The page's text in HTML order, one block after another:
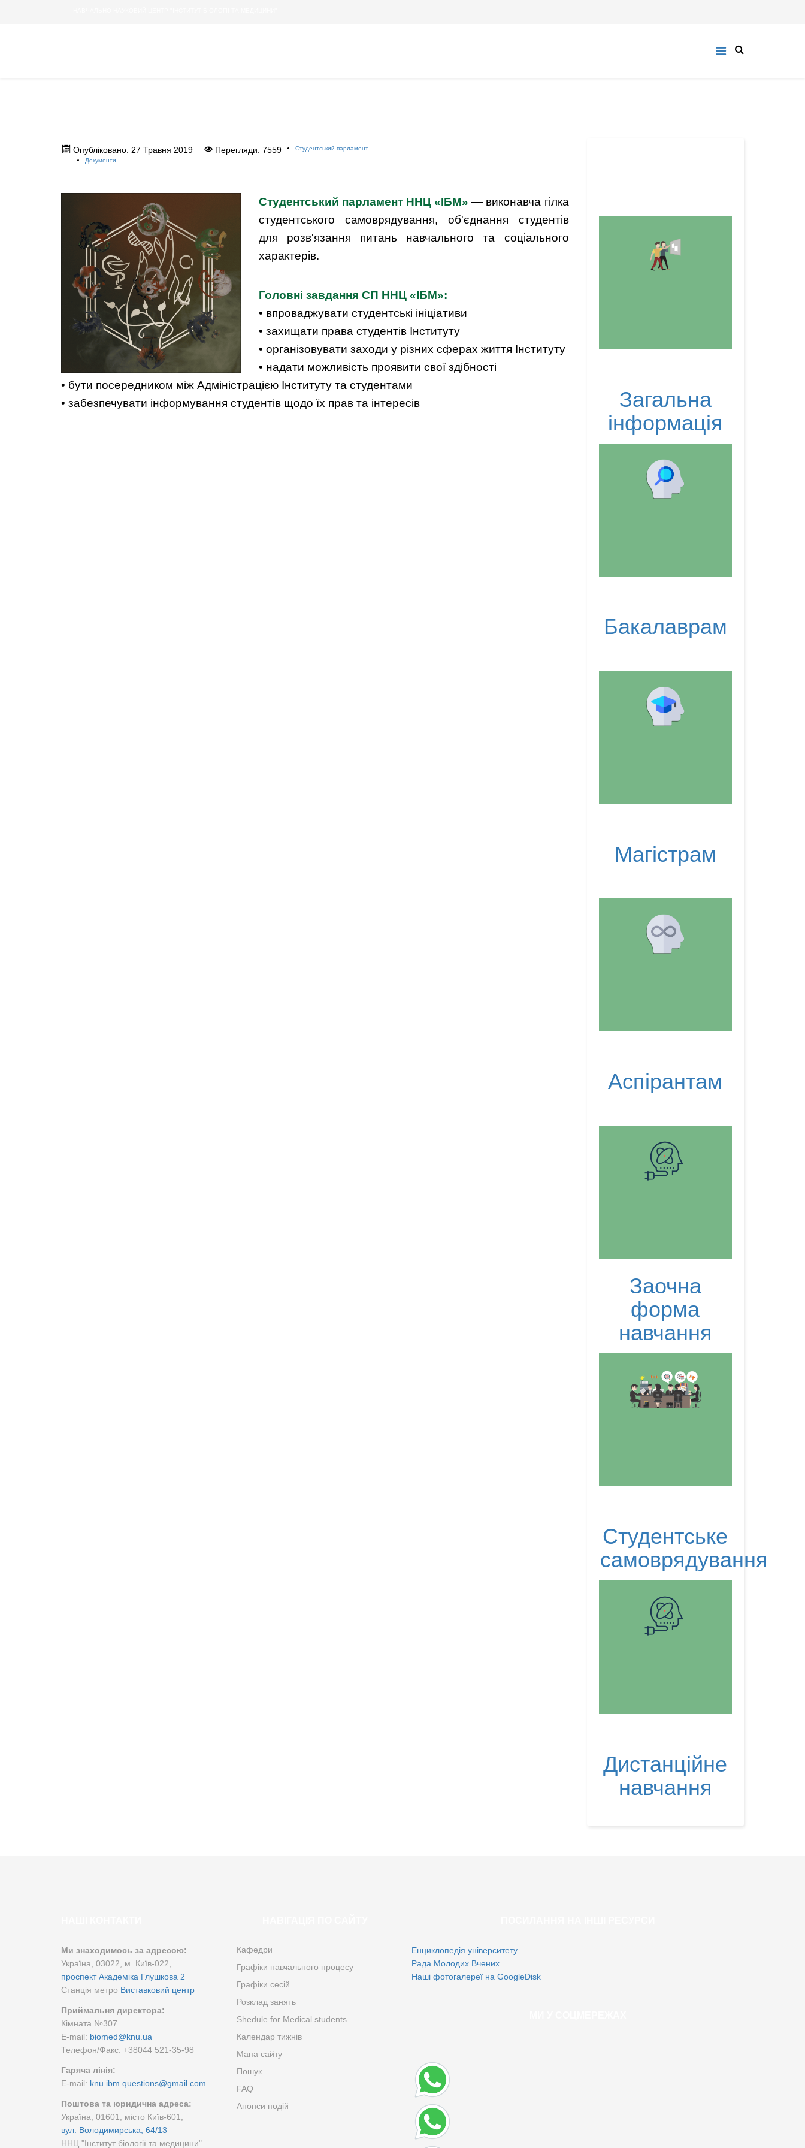
Опубліковано: 27 Травня 2019 Перегляди: 7559
Студентський парламент
Документи
Студентський парламент ННЦ «ІБМ» — виконавча гілка
студентського самоврядування, об'єднання студентів
для розв'язання питань навчального та соціального
характерів.
Головні завдання СП ННЦ «ІБМ»:
• впроваджувати студентські ініціативи
• захищати права студентів Інституту
• організовувати заходи у різних сферах життя Інституту
• надати можливість проявити свої здібності
• бути посередником між Адміністрацією Інституту та студентами
• забезпечувати інформування студентів щодо їх прав та інтересів
Загальна
інформація
Бакалаврам
Магістрам
Аспірантам
Заочна
форма
навчання
Студентське
самоврядування
Дистанційне
навчання
Ми знаходимось за адресою:
Україна, 03022, м. Київ-022,
проспект Академіка Глушкова 2
Станція метро Виставковий центр
Приймальня директора:
Кімната №307
E-mail: biomed@knu.ua
Телефон/Факс: +38044 521-35-98
Гаряча лінія:
E-mail: knu.ibm.questions@gmail.com
Поштова та юридична адреса:
Україна, 01601, місто Київ-601,
вул. Володимирська, 64/13
ННЦ "Інститут біології та медицини"
Кафедри
Графіки навчального процесу
Графіки сесій
Розклад занять
Shedule for Medical students
Календар тижнів
Мапа сайту
Пошук
FAQ
Анонси подій
Енциклопедія університету
Рада Молодих Вчених
Наші фотогалереї на GoogleDisk